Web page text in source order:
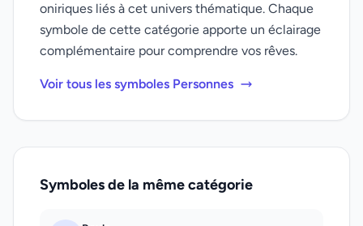
oniriques liés à cet univers thématique. Chaque
symbole de cette catégorie apporte un éclairage
complémentaire pour comprendre vos rêves.
Voir tous les symboles Personnes
Symboles de la même catégorie